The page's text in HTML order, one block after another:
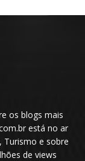
os blogs mais
está no ar
Turismo e sobre
de views